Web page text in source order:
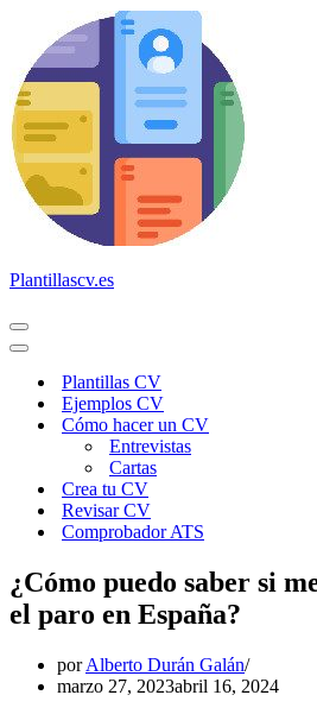
Plantillascv.es
Menú
de
Menú
navegaciónPlantillas CV
Ejemplos CV
Cómo hacer un CV
Entrevistas
Cartas
Crea tu CV
Revisar CV
Comprobador ATS
¿Cómo puedo saber si
el paro en España?
porAlberto Durán Galán
marzo 27, 2023abril 16, 2024